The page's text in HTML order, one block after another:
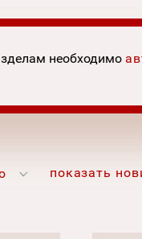
необходимо
показать